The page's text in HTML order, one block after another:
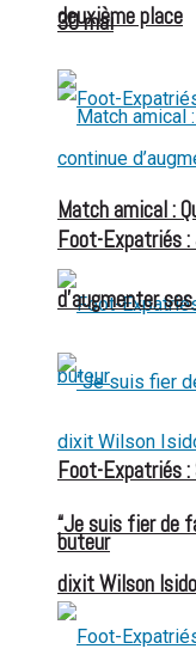
30 mai
Match amical :
Foot-Expatriés :
buteur
deuxième place
Foot-Expatriés
d’augmenter
“Je suis fier de
dixit Wilson